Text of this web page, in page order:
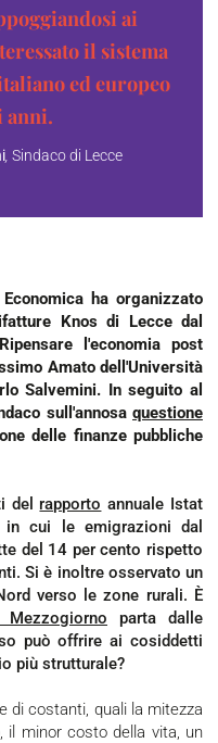
ai
il sistema
ed europeo
, Sindaco di Lecce
ha organizzato
Knos di Lecce dal
l'economia post
Amato dell'Università
Salvemini. In seguito al
sull'annosa questione
delle finanze pubbliche
del rapporto annuale Istat
cui le emigrazioni dal
del 14 per cento rispetto
Si è inoltre osservato un
verso le zone rurali. È
Mezzogiorno parta dalle
può offrire ai cosiddetti
più strutturale?
il minor costo della vita, un